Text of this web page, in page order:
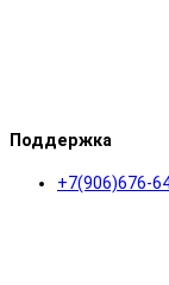
Поддержка
+7(906)676-